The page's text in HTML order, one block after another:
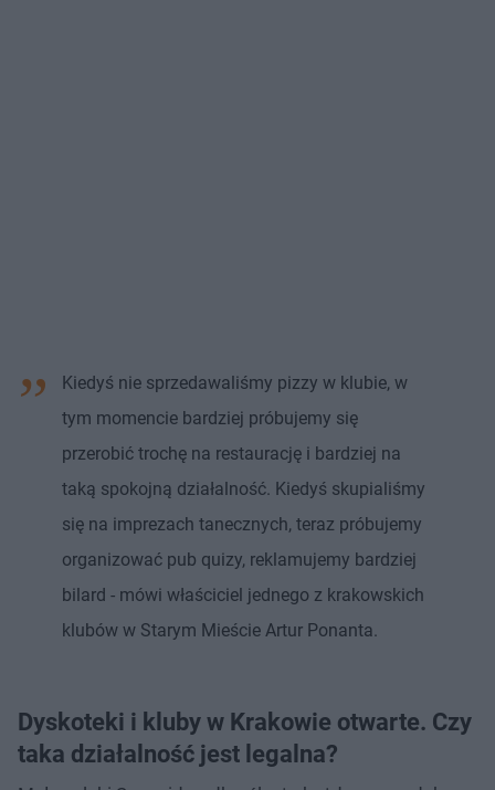
Kiedyś nie sprzedawaliśmy pizzy w klubie, w
tym momencie bardziej próbujemy się
przerobić trochę na restaurację i bardziej na
taką spokojną działalność. Kiedyś skupialiśmy
się na imprezach tanecznych, teraz próbujemy
organizować pub quizy, reklamujemy bardziej
bilard - mówi właściciel jednego z krakowskich
klubów w Starym Mieście Artur Ponanta.
Dyskoteki i kluby w Krakowie otwarte. Czy
taka działalność jest legalna?